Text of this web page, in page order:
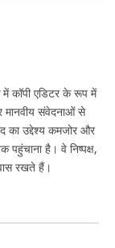
कॉपी एडिटर के रूप में
मानवीय संवेदनाओं से
उद्देश्य कमजोर और
है। वे निष्पक्ष,
रखते हैं।